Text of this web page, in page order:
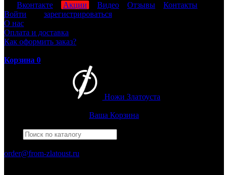
Вконтакте Акции Видео Отзывы
Контакты
Войти
зарегистрироваться
О нас
Оплата и доставка
Как оформить заказ?
Корзина 0
Ножи Златоуста
Ваша Корзина
order@from-zlatoust.ru